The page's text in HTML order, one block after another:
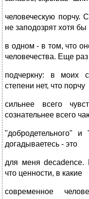
человеческую порчу.
не заподозрят хотя бы
в одном - в том, что
человечества. Еще раз
подчеркну: в моих
степени нет, что порчу
сильнее всего
сознательнее всего
"добродетельного"
догадываетесь - это
для меня decadence.
что ценности, в какие
современное